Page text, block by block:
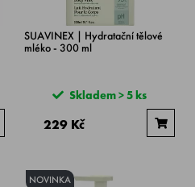
SUAVINEX | Hydratační tělové
mléko - 300 ml
Skladem > 5 ks
229 Kč
NOVINKA